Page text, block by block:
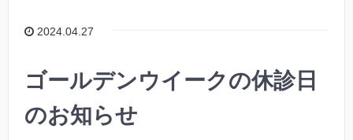
2024.04.27
ゴールデンウイークの休診日
のお知らせ